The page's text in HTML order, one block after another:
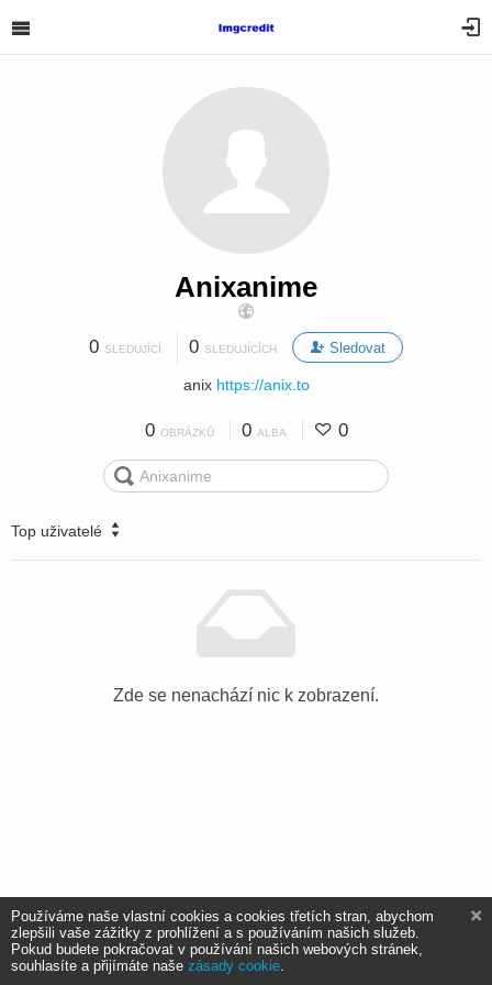
Anixanime
0 SLEDUJÍCÍ 0 SLEDUJÍCÍCH Sledovat
anix https://anix.to
0 OBRÁZKŮ 0 ALBA 0
Top uživatelé
Zde se nenachází nic k zobrazení.
Používáme naše vlastní cookies a cookies třetích stran, abychom
zlepšili vaše zážitky z prohlížení a s používáním našich služeb.
Pokud budete pokračovat v používání našich webových stránek,
souhlasíte a přijímáte naše zásady cookie.